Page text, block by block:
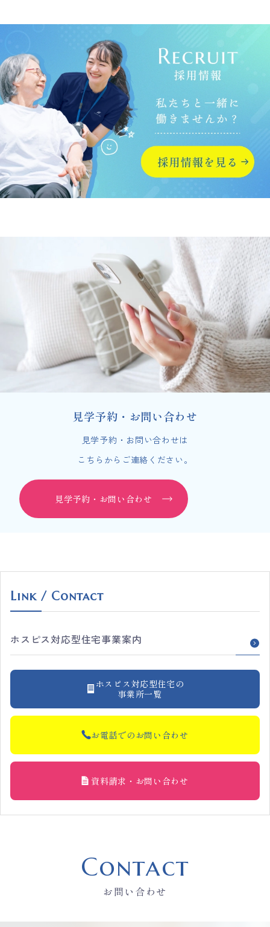
見学予約・お問い合わせ
見学予約・お問い合わせは
こちらからご連絡ください。
見学予約・お問い合わせ
Link / Contact
ホスピス対応型住宅事業案内
ホスピス対応型住宅の
事業所一覧
お電話でのお問い合わせ
資料請求・お問い合わせ
Contact
お問い合わせ